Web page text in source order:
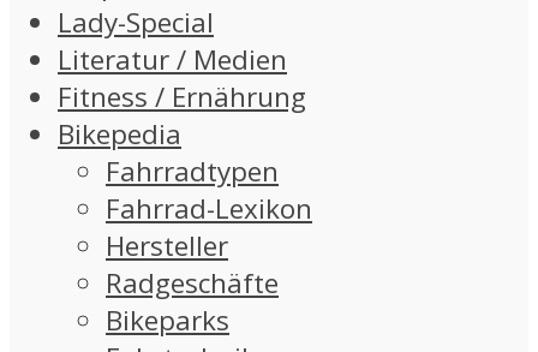
Lady-Special
Literatur / Medien
Fitness / Ernährung
Bikepedia
Fahrradtypen
Fahrrad-Lexikon
Hersteller
Radgeschäfte
Bikeparks